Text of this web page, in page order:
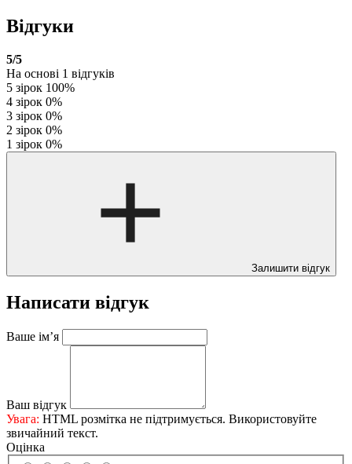
Відгуки
5/5
На основі 1 відгуків
5 зірок 100%
4 зірок 0%
3 зірок 0%
2 зірок 0%
1 зірок 0%
Залишити відгук
Написати відгук
Ваше ім’я
Ваш відгук
Увага: HTML розмітка не підтримується. Використовуйте
звичайний текст.
Оцінка